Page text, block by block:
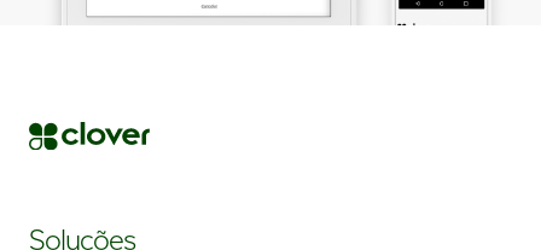
Soluções